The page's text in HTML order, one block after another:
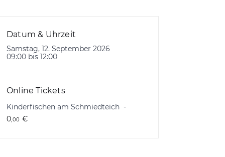
Datum & Uhrzeit
Samstag, 12. September 2026
09:00 bis 12:00
Online Tickets
Kinderfischen am Schmiedteich
0,00 €